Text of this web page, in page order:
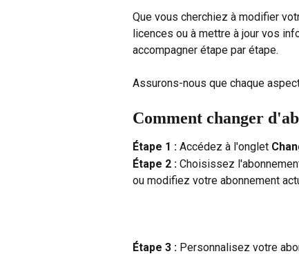
Que vous cherchiez à modifier
licences ou à mettre à jour vos
accompagner étape par étape.
Assurons-nous que chaque
Comment changer
Étape 1 : Accédez à l'onglet
Étape 2 : Choisissez
ou modifiez votre abonnement
Étape 3 : Personnalisez votre